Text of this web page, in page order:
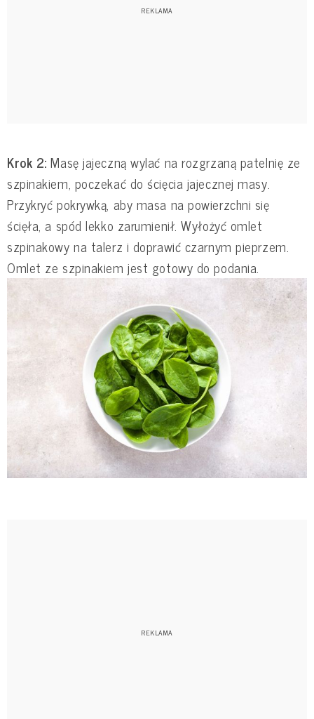
Krok 2: Masę jajeczną wylać na rozgrzaną patelnię ze
szpinakiem, poczekać do ścięcia jajecznej masy.
Przykryć pokrywką, aby masa na powierzchni się
ścięła, a spód lekko zarumienił. Wyłożyć omlet
szpinakowy na talerz i doprawić czarnym pieprzem.
Omlet ze szpinakiem jest gotowy do podania.